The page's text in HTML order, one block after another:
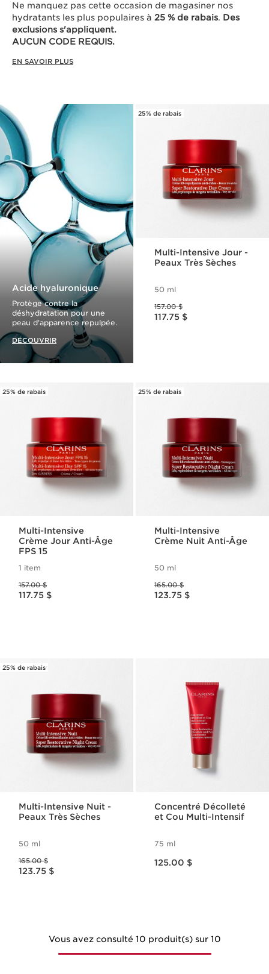
Ne manquez pas cette occasion de magasiner nos
hydratants les plus populaires à 25 % de rabais. Des
exclusions s'appliquent.
AUCUN CODE REQUIS.
EN SAVOIR PLUS
Acide hyaluronique
Protège contre la
déshydratation pour une
peau d'apparence repulpée.
DÉCOUVRIR
25% de rabais
Multi-Intensive Jour -
Peaux Très Sèches
50 ml
157.00 $
Nouveau prix 117.75 $
117.75 $
25% de rabais
Multi-Intensive
Crème Jour Anti-Âge
FPS 15
1 item
157.00 $
Nouveau prix 117.75 $
117.75 $
25% de rabais
Multi-Intensive
Crème Nuit Anti-Âge
50 ml
165.00 $
Nouveau prix 123.75 $
123.75 $
25% de rabais
Multi-Intensive Nuit -
Peaux Très Sèches
50 ml
165.00 $
Nouveau prix 123.75 $
123.75 $
Concentré Décolleté
et Cou Multi-Intensif
75 ml
125.00 $
Vous avez consulté 10 produit(s) sur 10